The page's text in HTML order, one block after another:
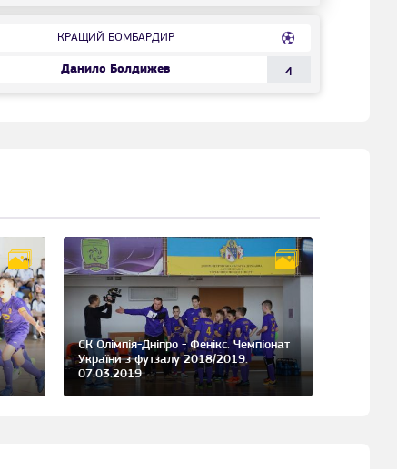
КРАЩИЙ БОМБАРДИР
Данило Болдижев 4
СК Олімпія-Дніпро - Фенікс. Чемпіонат
України з футзалу 2018/2019.
07.03.2019